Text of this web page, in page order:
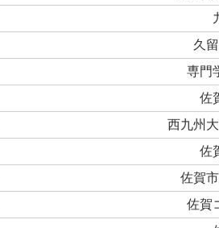
久
専門
佐
西九州
佐
佐賀
佐賀